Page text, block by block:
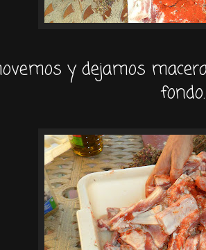
y dejamos
fondo.